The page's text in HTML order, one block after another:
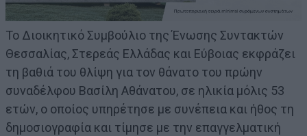
Το Διοικητικό Συμβούλιο της Ένωσης Συντακτών
Θεσσαλίας, Στερεάς Ελλάδας και Εύβοιας εκφράζει
τη βαθιά του θλίψη για τον θάνατο του πρώην
συναδέλφου Βασίλη Αθάνατου, σε ηλικία μόλις 53
ετών, ο οποίος υπηρέτησε με συνέπεια και ήθος τη
δημοσιογραφία και τίμησε με την επαγγελματική